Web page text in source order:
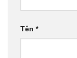
Tên *